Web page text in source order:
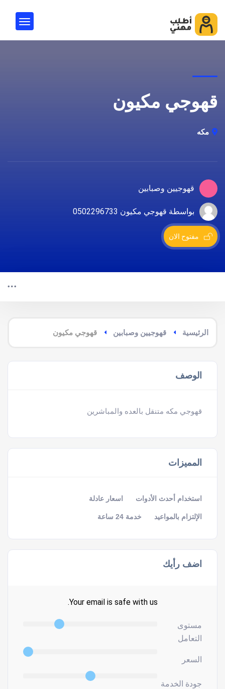
قهوجي مكيون
مكه
قهوجيين وصبابين
بواسطة قهوجي مكيون 0502296733
مفتوح الان
الرئيسية قهوجيين وصبابين قهوجي مكيون
الوصف
قهوجي مكه متنقل بالعده والمباشرين
المميزات
استخدام أحدث الأدوات اسعار عادلة
الإلتزام بالمواعيد خدمة 24 ساعة
اضف رأيك
Your email is safe with us.
مستوى
التعامل
السعر
جودة الخدمة